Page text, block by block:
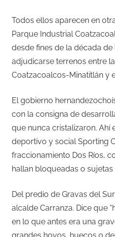
Todos ellos aparecen en
Parque Industrial
desde fines de la década
adjudicarse terrenos entre
Coatzacoalcos-Minatitlán y
El gobierno
con la consigna de
que nunca cristalizaron. Ahí
deportivo y social Sporting
fraccionamiento Dos Ríos,
hallan bloqueadas o sujetas
Del predio de Gravas del
alcalde Carranza. Dice que
en lo que antes era una